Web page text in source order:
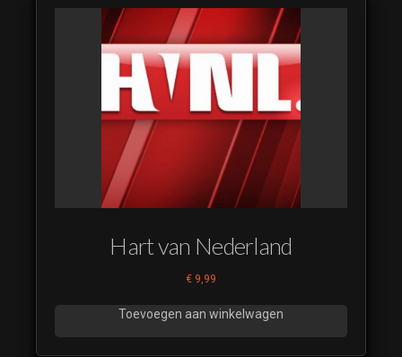
Hart van Nederland
€ 9,99
Toevoegen aan winkelwagen